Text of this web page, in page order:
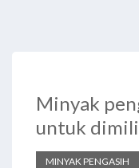
Minyak
untuk
MINYAK PENGASIH